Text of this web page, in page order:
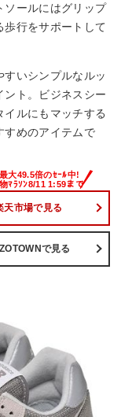
ソールにはグリップ
歩行をサポートして
いシンプルなルッ
ント。ビジネスシー
イルにもマッチする
すめのアイテムで
天市場で見る
で見る